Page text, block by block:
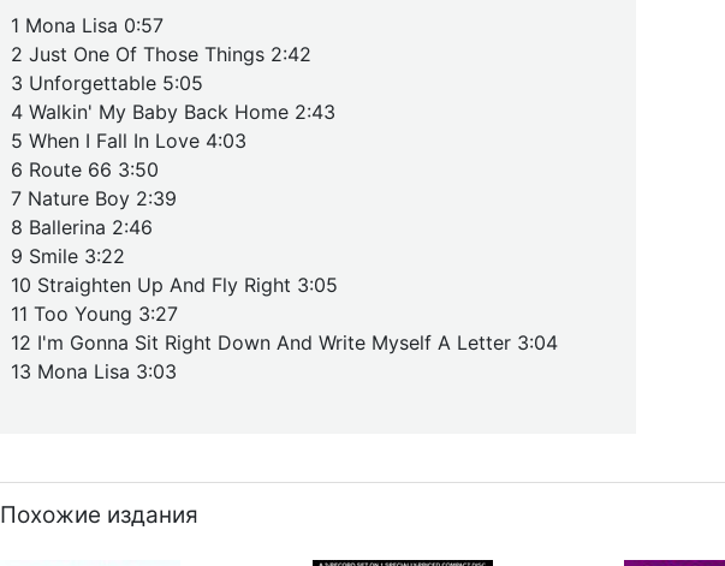
1 Mona Lisa 0:57
2 Just One Of Those Things 2:42
3 Unforgettable 5:05
4 Walkin' My Baby Back Home 2:43
5 When I Fall In Love 4:03
6 Route 66 3:50
7 Nature Boy 2:39
8 Ballerina 2:46
9 Smile 3:22
10 Straighten Up And Fly Right 3:05
11 Too Young 3:27
12 I'm Gonna Sit Right Down And Write Myself A Letter 3:04
13 Mona Lisa 3:03
Похожие издания